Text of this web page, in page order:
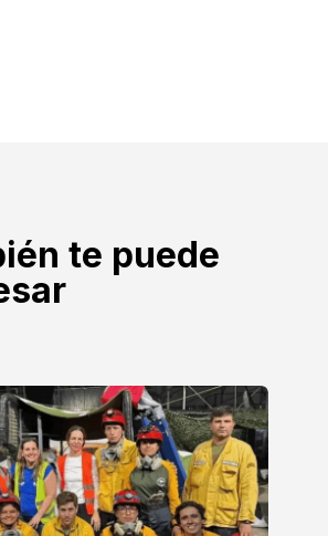
te puede